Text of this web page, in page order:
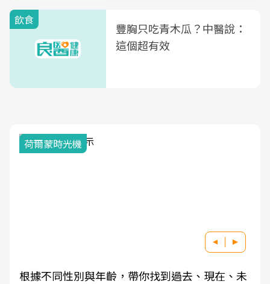
飲食
豐胸只吃青木瓜？中醫說：
這個超有效
荷爾蒙時光機
根據不同性別與年齡，帶你找到過去、現在、未